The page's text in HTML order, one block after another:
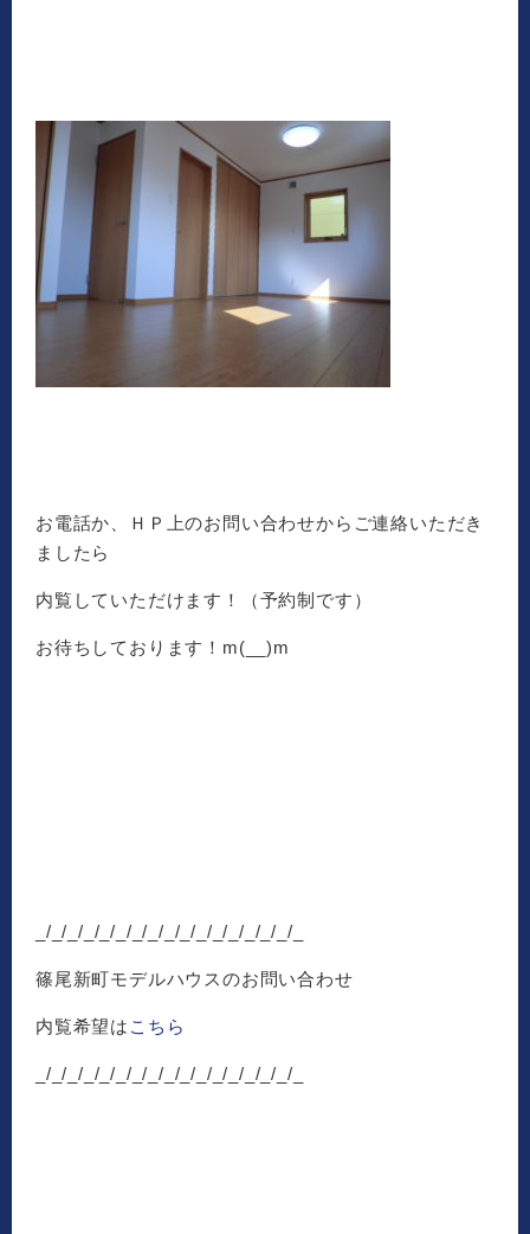
お電話か、ＨＰ上のお問い合わせからご連絡いただき
ましたら
内覧していただけます！（予約制です）
お待ちしております！m(__)m
_/_/_/_/_/_/_/_/_/_/_/_/_/_/_/_/_
篠尾新町モデルハウスのお問い合わせ
内覧希望は こちら
_/_/_/_/_/_/_/_/_/_/_/_/_/_/_/_/_